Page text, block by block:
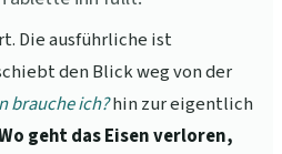
Die ausführliche ist
den Blick weg von der
brauche ich?hin zur eigentlich
geht das Eisen verloren,